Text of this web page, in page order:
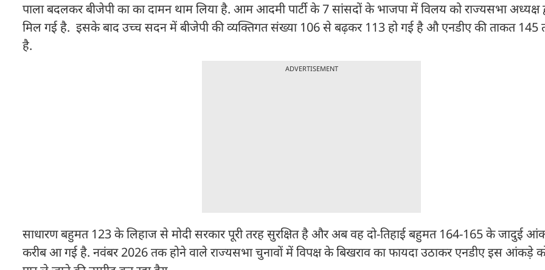
पाला बदलकर बीजेपी का का दामन थाम लिया है. आम आदमी पार्टी के 7 सांसदों के भाजपा में विलय को राज्यसभा अध्यक्ष
मिल गई है. इसके बाद उच्च सदन में बीजेपी की व्यक्तिगत संख्या 106 से बढ़कर 113 हो गई है औ एनडीए की ताकत
है.
ADVERTISEMENT
साधारण बहुमत 123 के लिहाज से मोदी सरकार पूरी तरह सुरक्षित है और अब वह दो-तिहाई बहुमत 164-165 के जादुई
करीब आ गई है. नवंबर 2026 तक होने वाले राज्यसभा चुनावों में विपक्ष के बिखराव का फायदा उठाकर एनडीए इस आंकड़े